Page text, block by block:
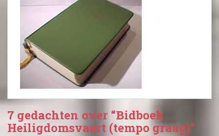
7 gedachten over “Bidboek
Heiligdomsvaart (tempo graag)”